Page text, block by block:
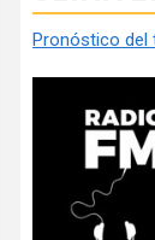
Pronóstico del